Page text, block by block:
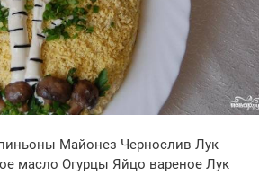
Майонез Чернослив Лук
масло Огурцы Яйцо вареное Лук